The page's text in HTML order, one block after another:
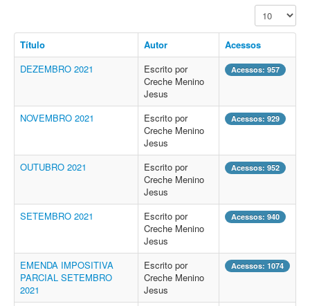
Exibir #
Título Autor
Acessos
DEZEMBRO 2021
Escrito por
Creche Menino
Jesus
Acessos: 957
NOVEMBRO 2021
Escrito por
Creche Menino
Jesus
Acessos: 929
OUTUBRO 2021
Escrito por
Creche Menino
Jesus
Acessos: 952
SETEMBRO 2021
Escrito por
Creche Menino
Jesus
Acessos: 940
EMENDA IMPOSITIVA
PARCIAL SETEMBRO
2021
Escrito por
Creche Menino
Jesus
Acessos: 1074